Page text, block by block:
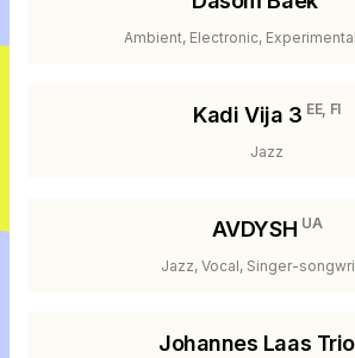
Ambient, Electronic,
Kadi Vija 3 EE, FI
Jazz
AVDYSH UA
Jazz, Vocal, Singer-
Johannes Laas Trio